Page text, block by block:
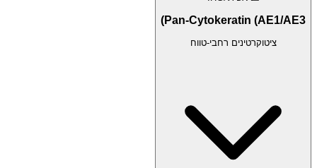
Pan-Cytokeratin (AE1/AE3)
ציטוקרטינים רחבי-טווח